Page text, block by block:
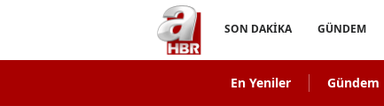
SON DAKİKA GÜNDEM
En Yeniler Gündem